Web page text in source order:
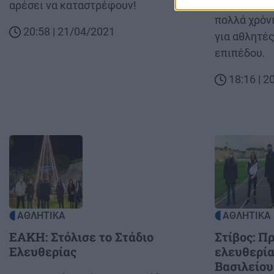
αρέσει να καταστρέφουν!
20:58 | 21/04/2021
πολλά
για
επιπέδου.
18:16 |
ΑΘΛΗΤΙΚΑ
ΕΑΚΗ: Στόλισε το Στάδιο
Ελευθερίας
Image
ΑΘΛΗΤΙΚΑ
Στίβος:
Βασιλείου